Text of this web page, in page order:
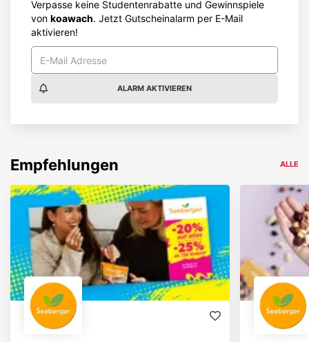
Verpasse keine Studentenrabatte und Gewinnspiele
von koawach. Jetzt Gutscheinalarm per E-Mail
aktivieren!
ALARM AKTIVIEREN
Empfehlungen ALLE